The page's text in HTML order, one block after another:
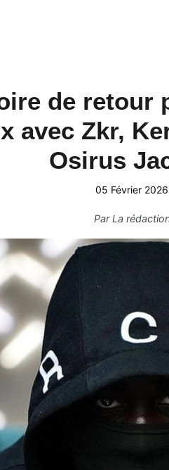
de retour
avec Zkr,
Osirus
05 Février 2026
ParLa